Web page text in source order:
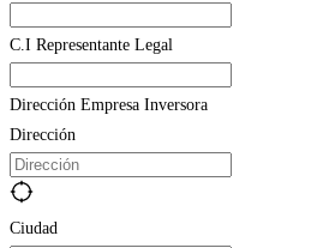
C.I Representante Legal
Dirección Empresa Inversora
Dirección
Ciudad